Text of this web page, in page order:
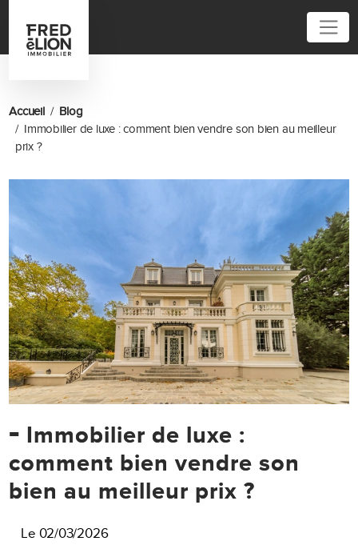
01 84 20 04 00
Accueil
Blog
Immobilier de luxe : comment bien vendre son bien au meilleur
prix ?
- Immobilier de luxe :
comment bien vendre son
bien au meilleur prix ?
Le 02/03/2026